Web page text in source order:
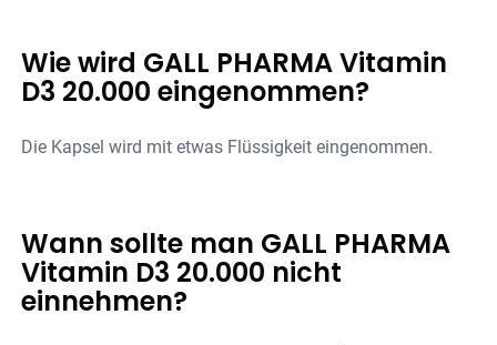
Wie wird GALL PHARMA Vitamin
D3 20.000 eingenommen?
Die Kapsel wird mit etwas Flüssigkeit eingenommen.
Wann sollte man GALL PHARMA
Vitamin D3 20.000 nicht
einnehmen?